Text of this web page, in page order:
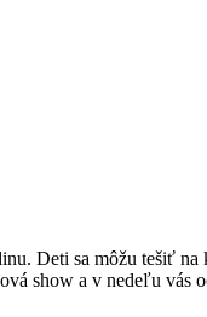
Deti sa môžu tešiť
show a v nedeľu vás